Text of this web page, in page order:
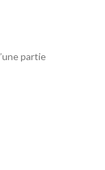
partie